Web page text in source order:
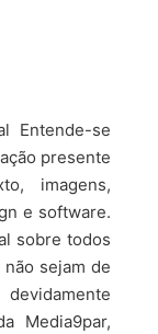
Entende-se
presente
imagens,
e software.
sobre todos
sejam de
Media9par,